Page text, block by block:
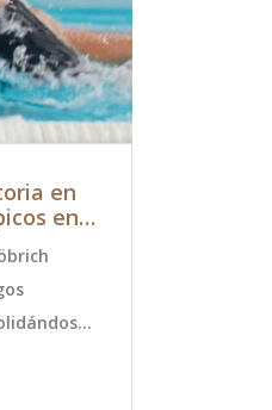
en
en
Con una